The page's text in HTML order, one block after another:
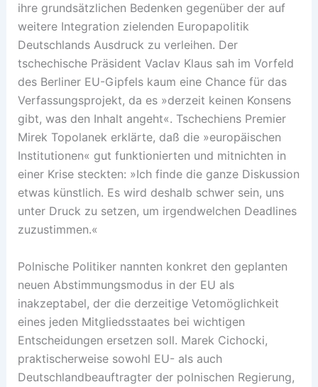
ihre grundsätzlichen Bedenken gegenüber der auf
weitere Integration zielenden Europapolitik
Deutschlands Ausdruck zu verleihen. Der
tschechische Präsident Vaclav Klaus sah im Vorfeld
des Berliner EU-Gipfels kaum eine Chance für das
Verfassungsprojekt, da es »derzeit keinen Konsens
gibt, was den Inhalt angeht«. Tschechiens Premier
Mirek Topolanek erklärte, daß die »europäischen
Institutionen« gut funktionierten und mitnichten in
einer Krise steckten: »Ich finde die ganze Diskussion
etwas künstlich. Es wird deshalb schwer sein, uns
unter Druck zu setzen, um irgendwelchen Deadlines
zuzustimmen.«
Polnische Politiker nannten konkret den geplanten
neuen Abstimmungsmodus in der EU als
inakzeptabel, der die derzeitige Vetomöglichkeit
eines jeden Mitgliedsstaates bei wichtigen
Entscheidungen ersetzen soll. Marek Cichocki,
praktischerweise sowohl EU- als auch
Deutschlandbeauftragter der polnischen Regierung,